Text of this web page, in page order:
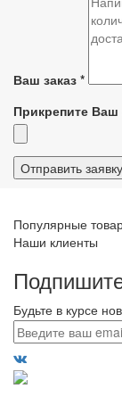
Ваш заказ *
Прикрепите Ваш
Популярные
Наши клиенты
Будьте в курсе